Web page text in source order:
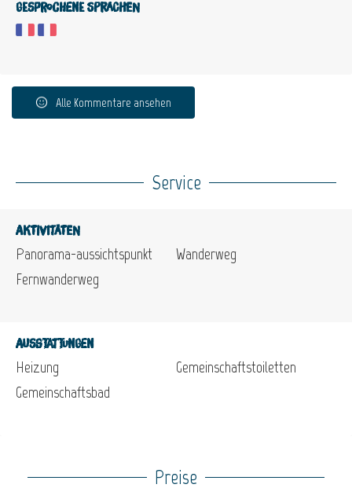
Gesprochene Sprachen
Alle Kommentare ansehen
Service
Aktivitäten
Panorama-aussichtspunkt
Fernwanderweg
Wanderweg
Ausstattungen
Heizung
Gemeinschaftsbad
Gemeinschaftstoiletten
Preise